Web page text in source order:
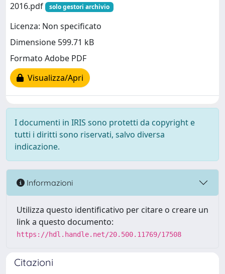
2016.pdf
solo gestori archivio
Licenza: Non specificato
Dimensione 599.71 kB
Formato Adobe PDF
Visualizza/Apri
I documenti in IRIS sono protetti da copyright e
tutti i diritti sono riservati, salvo diversa
indicazione.
Informazioni
Utilizza questo identificativo per citare o creare un
link a questo documento:
https://hdl.handle.net/20.500.11769/17508
Citazioni